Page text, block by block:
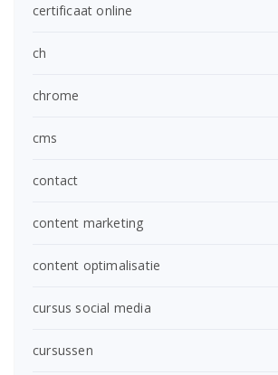
certificaat online
ch
chrome
cms
contact
content marketing
content optimalisatie
cursus social media
cursussen